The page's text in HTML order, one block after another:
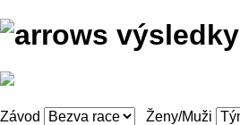
výsledky
Závod Ženy/Muži